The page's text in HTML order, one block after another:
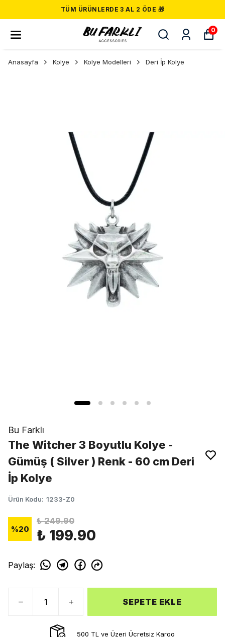
TÜM ÜRÜNLERDE 3 AL 2 ÖDE 🎁
0
Anasayfa Kolye Kolye Modelleri Deri İp Kolye
Bu Farklı
The Witcher 3 Boyutlu Kolye -
Gümüş ( Silver ) Renk - 60 cm Deri
İp Kolye
Ürün Kodu: 1233-Z0
%20
₺ 249.90
₺ 199.90
Paylaş:
SEPETE EKLE
500 TL ve Üzeri Ücretsiz Kargo